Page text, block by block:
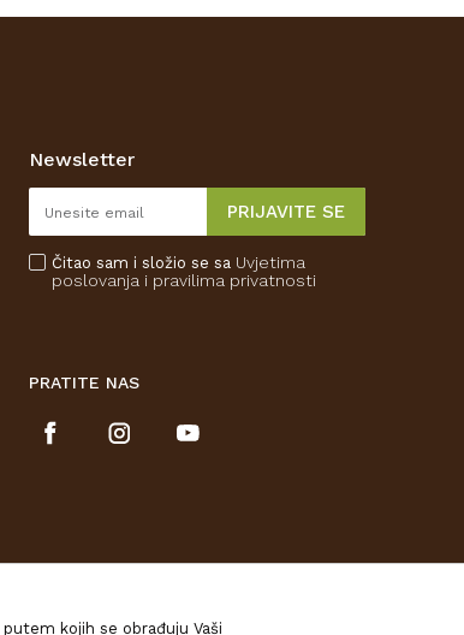
Newsletter
PRIJAVITE SE
Čitao sam i složio se sa Uvjetima
poslovanja i pravilima privatnosti
PRATITE NAS
kojih se obrađuju Vaši